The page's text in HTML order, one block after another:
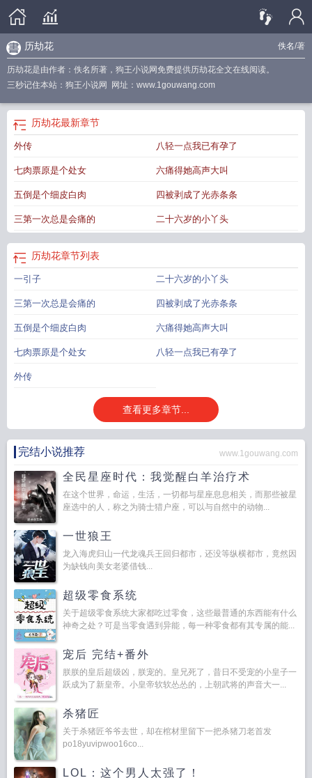
佚名/著
历劫花
历劫花是由作者：佚名所著，狗王小说网免费提供历劫花全文在线阅读。
三秒记住本站：狗王小说网 网址：www.1gouwang.com
历劫花最新章节
外传 八轻一点我已有孕了
七肉票原是个处女 六痛得她高声大叫
五倒是个细皮白肉 四被剥成了光赤条条
三第一次总是会痛的 二十六岁的小丫头
历劫花章节列表
一引子 二十六岁的小丫头
三第一次总是会痛的 四被剥成了光赤条条
五倒是个细皮白肉 六痛得她高声大叫
七肉票原是个处女 八轻一点我已有孕了
外传
查看更多章节...
完结小说推荐 www.1gouwang.com
全民星座时代：我觉醒白羊治疗术
在这个世界，命运，生活，一切都与星座息息相关，而那些被星
座选中的人，称之为骑士猎户座，可以与自然中的动物...
一世狼王
龙入海虎归山一代龙魂兵王回归都市，还没等纵横都市，竟然因
为缺钱向美女老婆借钱...
超级零食系统
关于超级零食系统大家都吃过零食，这些最普通的东西能有什么
神奇之处？可是当零食遇到异能，每一种零食都有其专属的能...
宠后 完结+番外
朕朕的皇后超级凶，朕宠的。皇兄死了，昔日不受宠的小皇子一
跃成为了新皇帝。小皇帝软软怂怂的，上朝武将的声音大一...
杀猪匠
关于杀猪匠爷爷去世，却在棺材里留下一把杀猪刀老首发
po18yuvipwoo16co...
LOL：这个男人太强了！